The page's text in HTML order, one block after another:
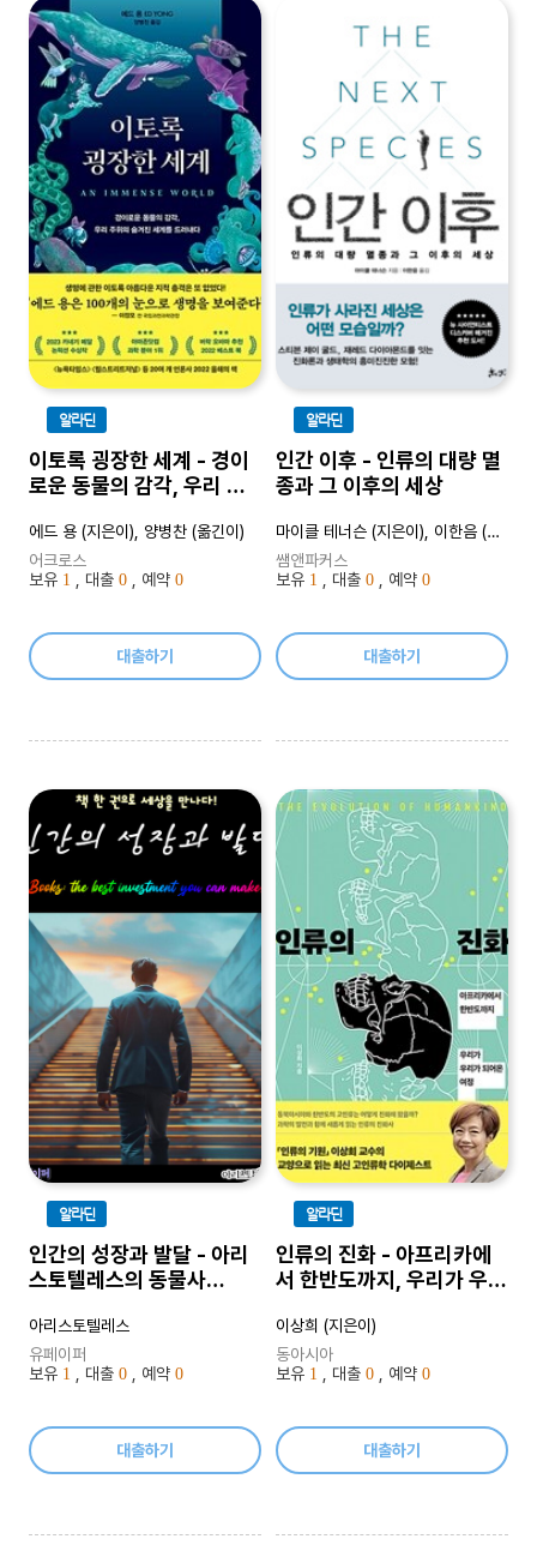
알라딘
이토록 굉장한 세계 - 경이
로운 동물의 감각, 우리 주
다
에드 용 (지은이), 양병찬 (옮긴이)
어크로스
보유 1 , 대출 0 , 예약 0
대출하기
알라딘
인간 이후 - 인류의 대량 멸
종과 그 이후의 세상
마이클 테너슨 (지은이), 이한음 (옮긴이)
쌤앤파커스
보유 1 , 대출 0 , 예약 0
대출하기
알라딘
인간의 성장과 발달 - 아리
스토텔레스의 동물사
아리스토텔레스
유페이퍼
보유 1 , 대출 0 , 예약 0
대출하기
알라딘
인류의 진화 - 아프리카에
서 한반도까지, 우리가 우리
이상희 (지은이)
동아시아
보유 1 , 대출 0 , 예약 0
대출하기